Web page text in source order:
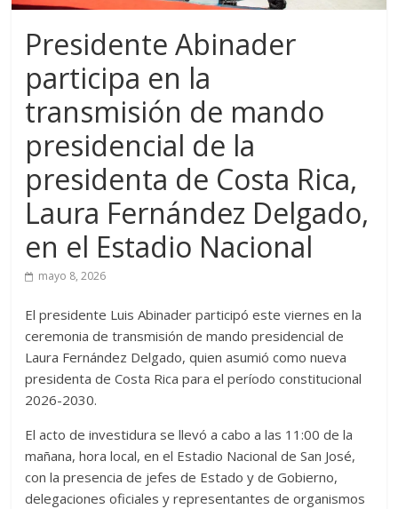
Presidente Abinader
participa en la
transmisión de mando
presidencial de la
presidenta de Costa Rica,
Laura Fernández Delgado,
en el Estadio Nacional
mayo 8, 2026
El presidente Luis Abinader participó este viernes en la
ceremonia de transmisión de mando presidencial de
Laura Fernández Delgado, quien asumió como nueva
presidenta de Costa Rica para el período constitucional
2026-2030.
El acto de investidura se llevó a cabo a las 11:00 de la
mañana, hora local, en el Estadio Nacional de San José,
con la presencia de jefes de Estado y de Gobierno,
delegaciones oficiales y representantes de organismos